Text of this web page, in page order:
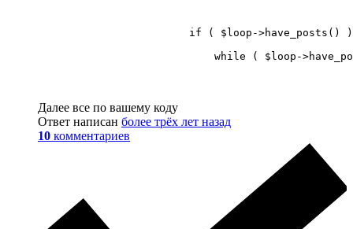
if ( $loop->have_posts()
while ( $loop-
Далее все по вашему коду
Ответ написан более трёх лет назад
10 комментариев